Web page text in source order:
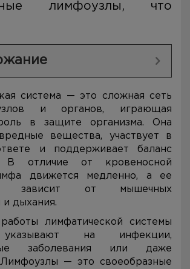
лимфоузлы, что
система — это сложная сеть
и органов, играющая
в защите организма. Она
вещества, участвует в
и поддерживает баланс
В отличие от кровеносной
движется медленно, а ее
зависит от мышечных
дыхания.
лимфатической системы
на инфекции,
заболевания или даже
— это своеобразные